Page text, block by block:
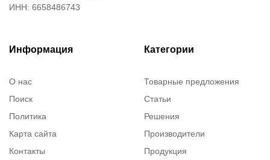
ИНН: 6658486743
Информация
О нас
Поиск
Политика
Карта сайта
Контакты
Категории
Товарные предложения
Статьи
Решения
Производители
Продукция